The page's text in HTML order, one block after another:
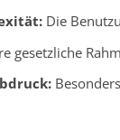
Die
gesetzliche